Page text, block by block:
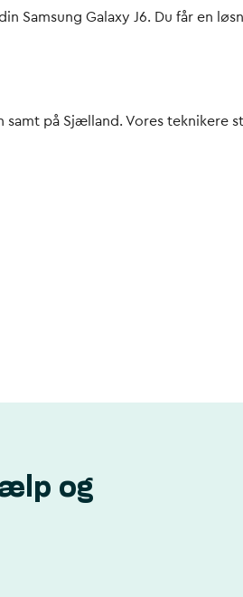
Samsung Galaxy J6. Du får en
samt på Sjælland. Vores
og